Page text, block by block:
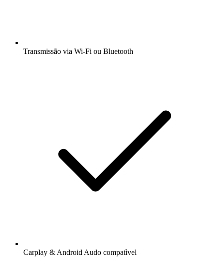
Transmissão via Wi-Fi ou Bluetooth
Carplay & Android Audo compatìvel